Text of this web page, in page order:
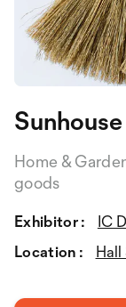
Home &
goods
Exhibitor :
IC
Location :